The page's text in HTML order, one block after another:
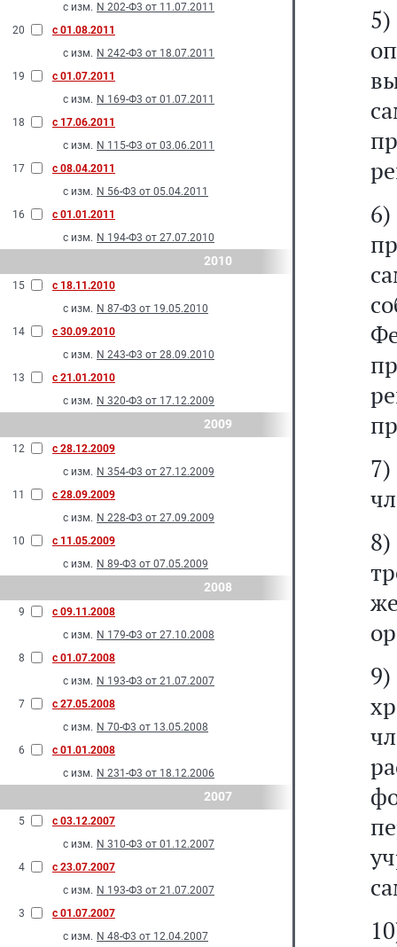
с изм. N 202-Ф3 от 11.07.2011
20
с 01.08.2011
с изм. N 242-Ф3 от 18.07.2011
19
с 01.07.2011
с изм. N 169-Ф3 от 01.07.2011
18
с 17.06.2011
с изм. N 115-Ф3 от 03.06.2011
17
с 08.04.2011
с изм. N 56-Ф3 от 05.04.2011
16
с 01.01.2011
с изм. N 194-Ф3 от 27.07.2010
2010
15
с 18.11.2010
с изм. N 87-Ф3 от 19.05.2010
14
с 30.09.2010
с изм. N 243-Ф3 от 28.09.2010
13
с 21.01.2010
с изм. N 320-Ф3 от 17.12.2009
2009
12
с 28.12.2009
с изм. N 354-Ф3 от 27.12.2009
11
с 28.09.2009
с изм. N 228-Ф3 от 27.09.2009
10
с 11.05.2009
с изм. N 89-Ф3 от 07.05.2009
2008
9
с 09.11.2008
с изм. N 179-Ф3 от 27.10.2008
8
с 01.07.2008
с изм. N 193-Ф3 от 21.07.2007
7
с 27.05.2008
с изм. N 70-Ф3 от 13.05.2008
6
с 01.01.2008
с изм. N 231-Ф3 от 18.12.2006
2007
5
с 03.12.2007
с изм. N 310-Ф3 от 01.12.2007
4
с 23.07.2007
с изм. N 193-Ф3 от 21.07.2007
3
с 01.07.2007
с изм. N 48-Ф3 от 12.04.2007